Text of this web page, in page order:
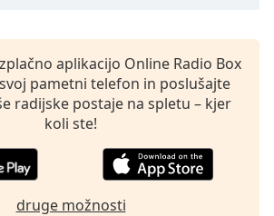
aplikacijo Online Radio Box
pametni telefon in poslušajte
radijske postaje na spletu – kjer
koli ste!
druge možnosti